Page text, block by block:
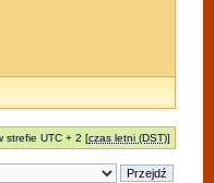
strefie UTC + 2 [czas letni (DST)]